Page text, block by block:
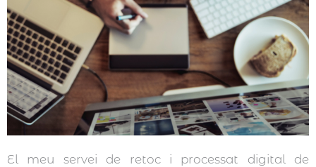
El meu servei de retoc i processat digital de